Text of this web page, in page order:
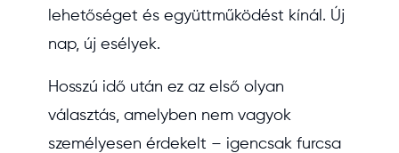
lehetőséget és együttműködést kínál. Új
nap, új esélyek.
Hosszú idő után ez az első olyan
választás, amelyben nem vagyok
személyesen érdekelt – igencsak furcsa